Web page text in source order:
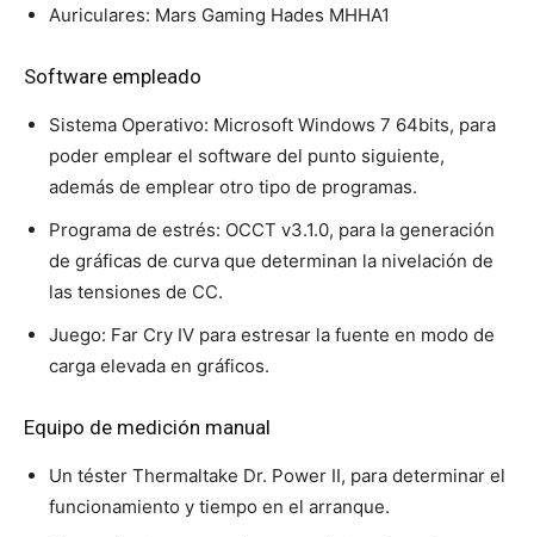
Auriculares: Mars Gaming Hades MHHA1
Software empleado
Sistema Operativo: Microsoft Windows 7 64bits, para
poder emplear el software del punto siguiente,
además de emplear otro tipo de programas.
Programa de estrés: OCCT v3.1.0, para la generación
de gráficas de curva que determinan la nivelación de
las tensiones de CC.
Juego: Far Cry IV para estresar la fuente en modo de
carga elevada en gráficos.
Equipo de medición manual
Un téster Thermaltake Dr. Power II, para determinar el
funcionamiento y tiempo en el arranque.